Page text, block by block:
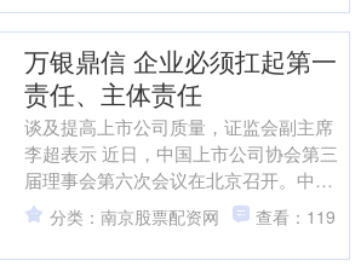
万银鼎信 企业必须扛起第一
责任、主体责任
谈及提高上市公司质量，证监会副主席
李超表示 近日，中国上市公司协会第三
届理事会第六次会议在北京召开。中国
证监会党委委员、副主席李超致辞时表
示，新“国九条”和资本....
分类：南京股票配资网 查看：119